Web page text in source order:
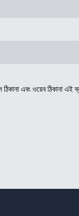
এবং ওয়েব ঠিকানা এই